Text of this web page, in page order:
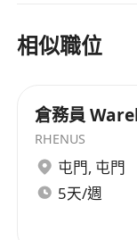
相似職位
倉務員
RHENUS
屯門, 屯門
5天/週